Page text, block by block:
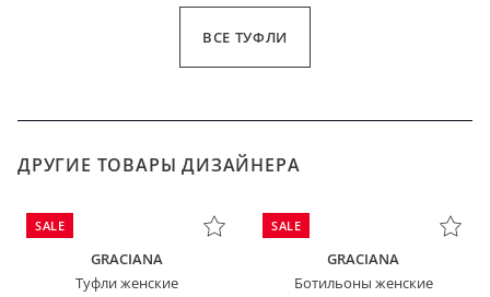
ВСЕ ТУФЛИ
ДРУГИЕ ТОВАРЫ ДИЗАЙНЕРА
SALE
GRACIANA
Туфли женские
SALE
GRACIANA
Ботильоны женские